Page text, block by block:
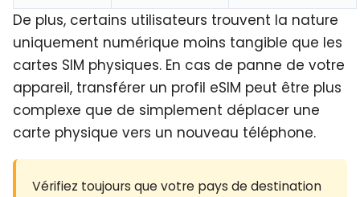
De plus, certains utilisateurs trouvent la nature
uniquement numérique moins tangible que les
cartes SIM physiques. En cas de panne de votre
appareil, transférer un profil eSIM peut être plus
complexe que de simplement déplacer une
carte physique vers un nouveau téléphone.
Vérifiez toujours que votre pays de destination